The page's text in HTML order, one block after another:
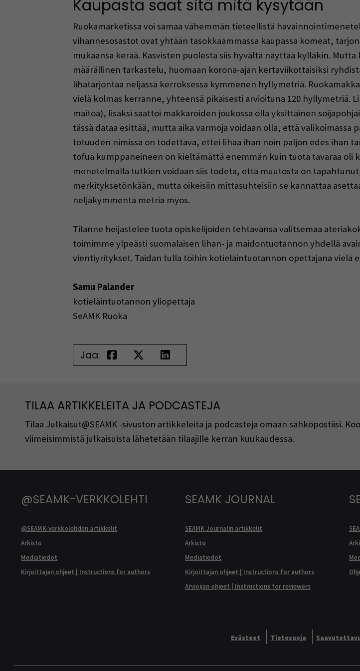
Kaupasta saat sitä mitä kysytään
Ruokamarketissa voi samaa vähemmän tieteellistä
vihannesosastot ovat yhtään tasokkaammassa kaupassa komeat,
mukaansa kerää. Kasvisten puolesta siis hyvältä näyttää kylläkin.
määrällinen tarkastelu, huomaan korona-ajan kertaviikottaisiksi
lihatarjontaa neljässä kerroksessa kymmenen hyllymetriä.
vielä kolmas kerranne, yhteensä pikaisesti arvioituna 120 hyllymetriä.
maitoa), lisäksi saattoi makkaroiden joukossa olla yksittäinen
tässä dataa esittää, mutta aika varmoja voidaan olla, että valikoimassa
totuuden nimissä on todettava, ettei lihaa ihan noin paljon edes ihan
tofua kumppaneineen on kieltämättä enemmän kuin tuota tavaraa oli
menetelmällä tutkien voidaan siis todeta, että muutosta on
merkityksetönkään, mutta oikeisiin mittasuhteisiin se kannattaa
neljäkymmentä metriä myös.
Tilanne heijastelee tuota opiskelijoiden tehtävänsä valitsemaa
toimimme ylpeästi suomalaisen lihan- ja maidontuotannon yhdellä
vientiyritykset. Taidan tulla töihin kotieläintuotannon opettajana vielä
Samu Palander
kotieläintuotannon yliopettaja
SeAMK Ruoka
Jaa:
TILAA ARTIKKELEITA JA PODCASTEJA
Tilaa Julkaisut@SEAMK -sivuston artikkeleita ja podcasteja omaan sähköpostiisi.
viimeisimmistä julkaisuista lähetetään tilaajille kerran kuukaudessa.
@SEAMK-VERKKOLEHTI
@SEAMK-verkkolehden artikkelit
Arkisto
Mediatiedot
Kirjoittajan ohjeet | Instructions for authors
SEAMK JOURNAL
SEAMK Journalin artikkelit
Arkisto
Mediatiedot
Kirjoittajan ohjeet | Instructions for authors
Arvioijan ohjeet | Instructions for reviewers
Evästeet Tietosuoja